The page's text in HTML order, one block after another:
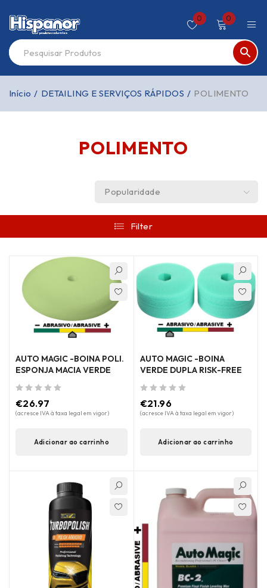
0 0
POLIMENTO
Início / DETAILING E SERVIÇOS RÁPIDOS / POLIMENTO
Popularidade
Filter
AUTO MAGIC -BOINA POLI.
ESPONJA MACIA VERDE
€26.97
(acresce IVA à taxa legal em vigor)
Adicionar ao carrinho
AUTO MAGIC -BOINA
VERDE DUPLA RISK-FREE
€21.96
(acresce IVA à taxa legal em vigor)
Adicionar ao carrinho